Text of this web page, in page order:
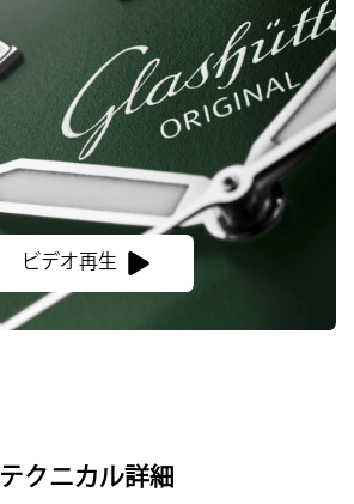
ビデオ再生
テクニカル詳細